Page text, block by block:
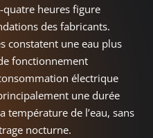
heures figure
des fabricants.
constatent une eau plus
fonctionnement
électrique
une durée
de l’eau, sans
nocturne.